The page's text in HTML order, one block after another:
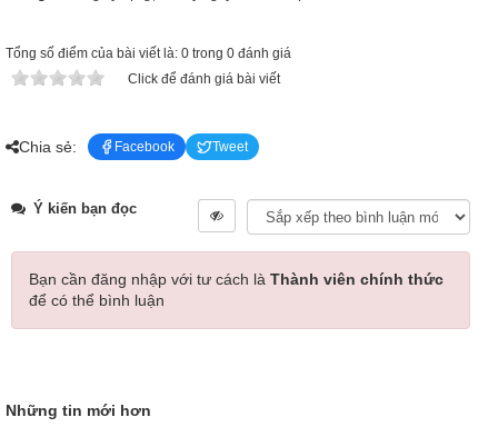
Tổng số điểm của bài viết là: 0 trong 0 đánh giá
Click để đánh giá bài viết
Chia sẻ: Facebook Tweet
Ý kiến bạn đọc
Bạn cần đăng nhập với tư cách là Thành viên chính thức
để có thể bình luận
Những tin mới hơn